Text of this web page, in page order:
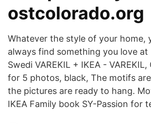
ostcolorado.org
Whatever the style of your home,
always find something you love at
Swedi VAREKIL + IKEA -
for 5 photos, black, The motifs
the pictures are ready to hang.
IKEA Family book SY-Passion for